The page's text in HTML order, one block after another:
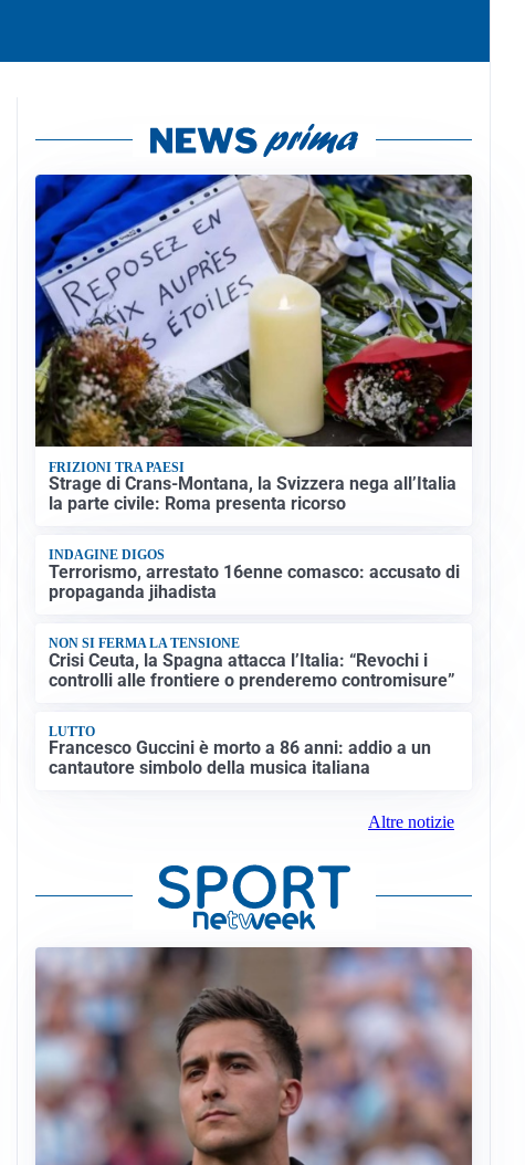
FRIZIONI TRA PAESI
Strage di Crans-Montana, la Svizzera nega all’Italia
la parte civile: Roma presenta ricorso
INDAGINE DIGOS
Terrorismo, arrestato 16enne comasco: accusato di
propaganda jihadista
NON SI FERMA LA TENSIONE
Crisi Ceuta, la Spagna attacca l’Italia: “Revochi i
controlli alle frontiere o prenderemo contromisure”
LUTTO
Francesco Guccini è morto a 86 anni: addio a un
cantautore simbolo della musica italiana
Altre notizie